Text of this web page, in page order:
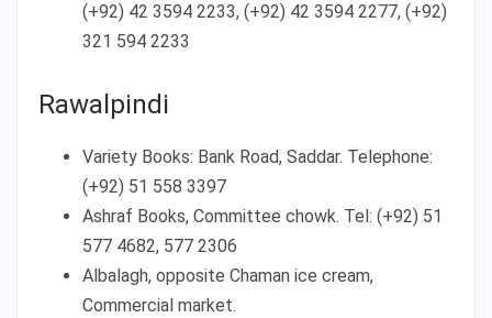
(+92) 42 3594 2233, (+92) 42 3594 2277, (+92)
321 594 2233
Rawalpindi
Variety Books: Bank Road, Saddar. Telephone:
(+92) 51 558 3397
Ashraf Books, Committee chowk. Tel: (+92) 51
577 4682, 577 2306
Albalagh, opposite Chaman ice cream,
Commercial market.